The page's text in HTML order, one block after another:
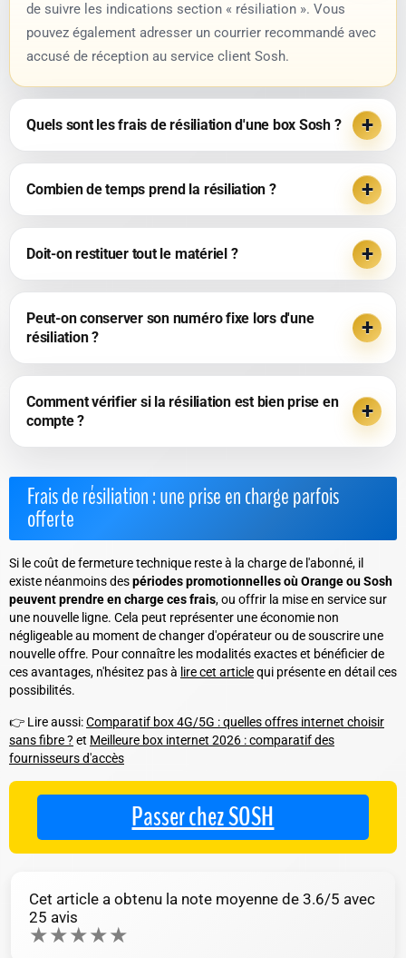
de suivre les indications section « résiliation ». Vous
pouvez également adresser un courrier recommandé avec
accusé de réception au service client Sosh.
Quels sont les frais de résiliation d'une box Sosh ?
Combien de temps prend la résiliation ?
Doit-on restituer tout le matériel ?
Peut-on conserver son numéro fixe lors d'une
résiliation ?
Comment vérifier si la résiliation est bien prise en
compte ?
Frais de résiliation : une prise en charge parfois
offerte
Si le coût de fermeture technique reste à la charge de l'abonné, il
existe néanmoins despériodes promotionnelles où Orange ou Sosh
peuvent prendre en charge ces frais, ou offrir la mise en service sur
une nouvelle ligne. Cela peut représenter une économie non
négligeable au moment de changer d'opérateur ou de souscrire une
nouvelle offre. Pour connaître les modalités exactes et bénéficier de
ces avantages, n'hésitez pas à lire cet articlequi présente en détail ces
possibilités.
👉 Lire aussi:Comparatif box 4G/5G : quelles offres internet choisir
sans fibre ? et Meilleure box internet 2026 : comparatif des
fournisseurs d'accès
Passer chez SOSH
Cet article a obtenu la note moyenne de 3.6/5 avec
25 avis
★★★★★